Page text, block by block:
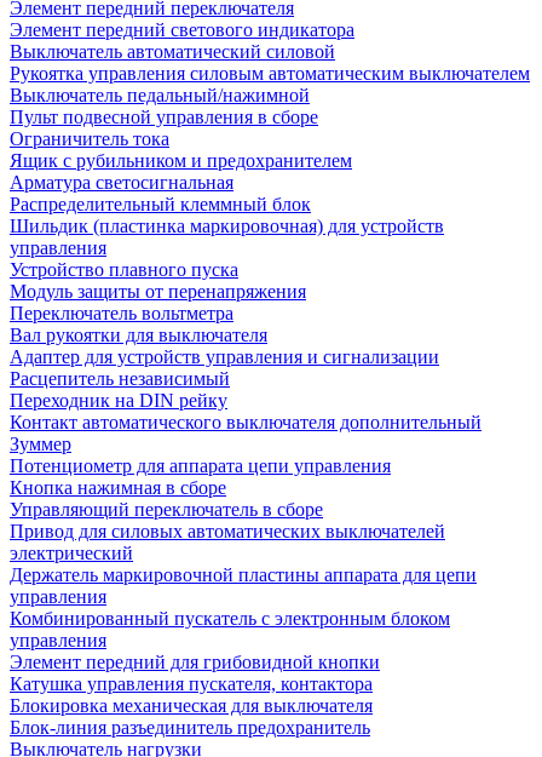
Элемент передний переключателя
Элемент передний светового индикатора
Выключатель автоматический силовой
Рукоятка управления силовым автоматическим выключателем
Выключатель педальный/нажимной
Пульт подвесной управления в сборе
Ограничитель тока
Ящик с рубильником и предохранителем
Арматура светосигнальная
Распределительный клеммный блок
Шильдик (пластинка маркировочная) для устройств
управления
Устройство плавного пуска
Модуль защиты от перенапряжения
Переключатель вольтметра
Вал рукоятки для выключателя
Адаптер для устройств управления и сигнализации
Расцепитель независимый
Переходник на DIN рейку
Контакт автоматического выключателя дополнительный
Зуммер
Потенциометр для аппарата цепи управления
Кнопка нажимная в сборе
Управляющий переключатель в сборе
Привод для силовых автоматических выключателей
электрический
Держатель маркировочной пластины аппарата для цепи
управления
Комбинированный пускатель с электронным блоком
управления
Элемент передний для грибовидной кнопки
Катушка управления пускателя, контактора
Блокировка механическая для выключателя
Блок-линия разъединитель предохранитель
Выключатель нагрузки